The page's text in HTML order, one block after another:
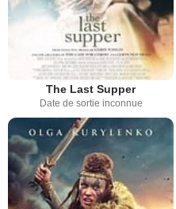
The Last Supper
Date de sortie inconnue